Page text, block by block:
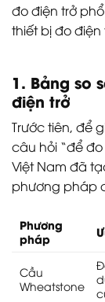
đo điện trở
thiết bị đo
1. Bảng so
điện trở
Trước tiên, để
câu hỏi “để
Việt Nam đã
phương pháp
Phương
pháp
Cầu
Wheatstone